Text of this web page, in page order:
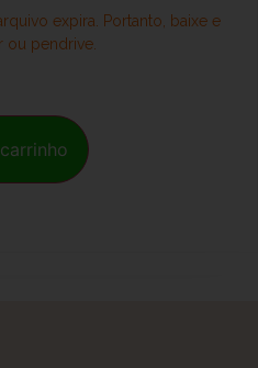
expira. Portanto, baixe e
ou pendrive.